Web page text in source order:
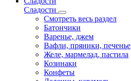
Сладости
Смотреть весь раздел
Батончики
Варенье, джем
Вафли, пряники, печенье
Желе, мармелад, пастила
Козинаки
Конфеты